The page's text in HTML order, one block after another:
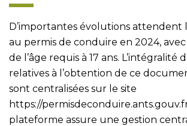
D’importantes évolutions attendent
au permis de conduire en 2024,
de l’âge requis à 17 ans. L’intégralité
relatives à l’obtention de ce
sont centralisées sur le site
https://
plateforme assure une gestion